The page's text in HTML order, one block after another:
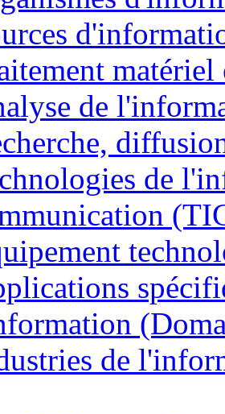
matériel
de
de
de